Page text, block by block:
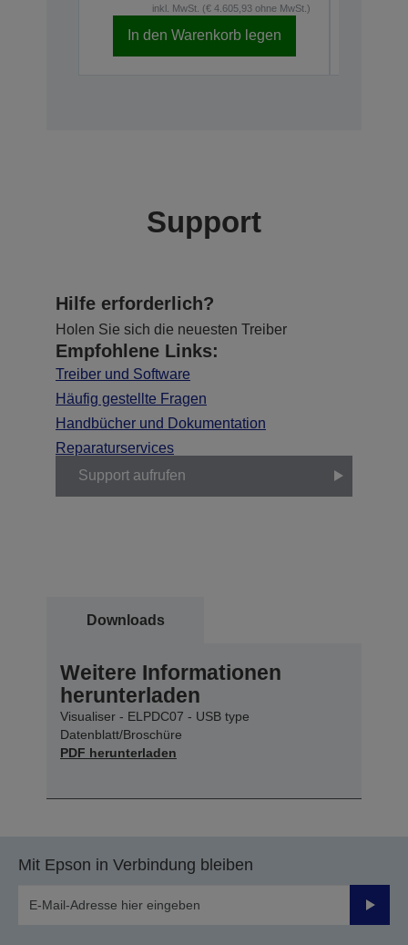
inkl. MwSt. (€ 4.605,93 ohne MwSt.)
In den Warenkorb legen
Support
Hilfe erforderlich?
Holen Sie sich die neuesten Treiber
Empfohlene Links:
Treiber und Software
Häufig gestellte Fragen
Handbücher und Dokumentation
Reparaturservices
Support aufrufen
Downloads
Weitere Informationen
herunterladen
Visualiser - ELPDC07 - USB type
Datenblatt/Broschüre
PDF herunterladen
Mit Epson in Verbindung bleiben